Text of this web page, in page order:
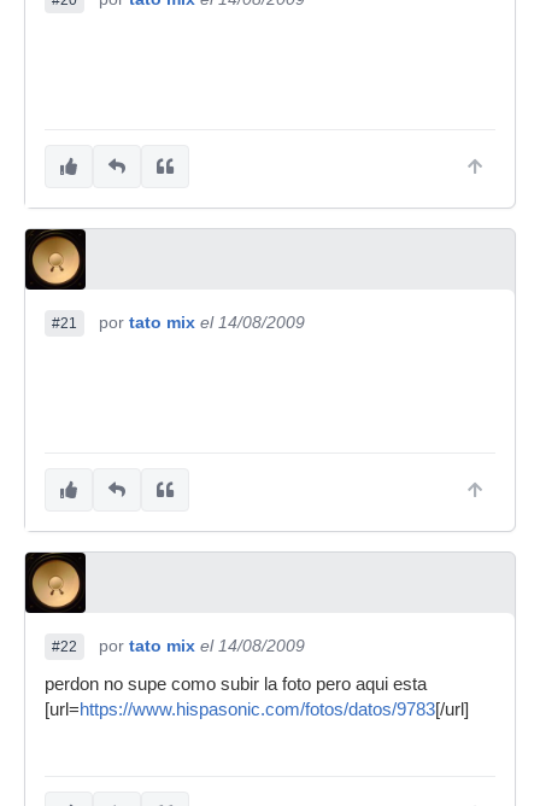
#21 por tato mix el 14/08/2009
#22 por tato mix el 14/08/2009
perdon no supe como subir la foto pero aqui esta
[url=https://www.hispasonic.com/fotos/datos/9783[/url]